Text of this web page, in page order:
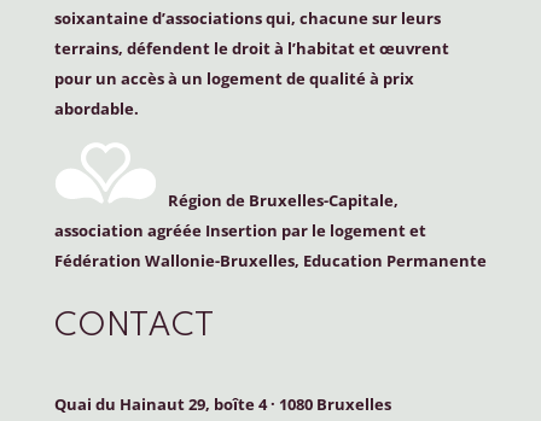
soixantaine d’associations qui, chacune sur leurs
terrains, défendent le droit à l’habitat et œuvrent
pour un accès à un logement de qualité à prix
abordable.
Région de Bruxelles-Capitale,
association agréée Insertion par le logement et
Fédération Wallonie-Bruxelles, Education Permanente
CONTACT
Quai du Hainaut 29, boîte 4· 1080 Bruxelles